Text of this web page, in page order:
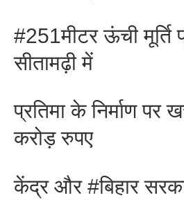
#251मीटर ऊंची मूर्ति
सीतामढ़ी में
प्रतिमा के निर्माण पर
करोड़ रुपए
केंद्र और #बिहार